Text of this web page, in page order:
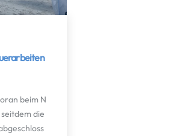
beim N
die